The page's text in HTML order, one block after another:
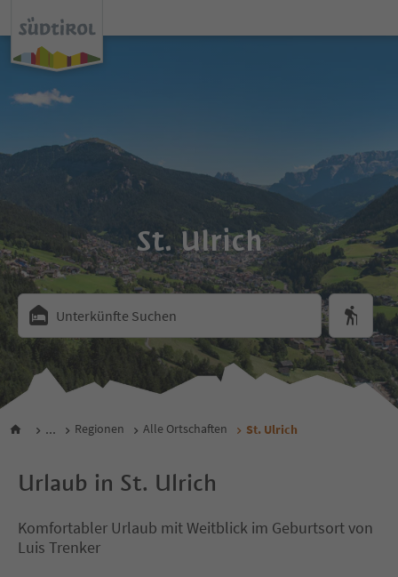
St. Ulrich
Unterkünfte Suchen
... Regionen Alle Ortschaften St. Ulrich
Urlaub in St. Ulrich
Komfortabler Urlaub mit Weitblick im Geburtsort von
Luis Trenker